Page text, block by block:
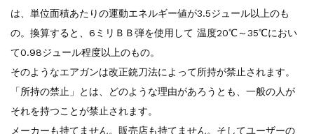
は、単位面積あたりの運動エネルギー値が3.5ジュール以上のも
の。換算すると、6ミリＢＢ弾を使用して 温度20℃～35℃におい
て0.98ジュール程度以上のもの。
そのようなエアガンは改正銃刀法によって所持が禁止されます。
「所持の禁止」とは、どのような理由があろうとも、一般の人が
それを持つことが禁止されます。
メーカーも持てません。販売店も持てません。そしてユーザーの